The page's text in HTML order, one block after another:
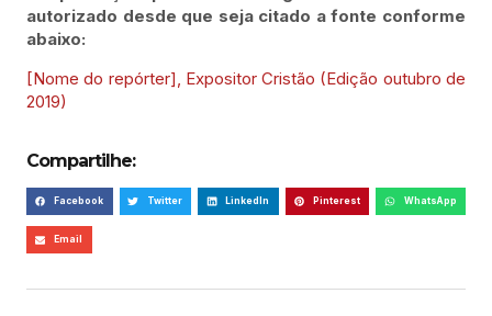
autorizado desde que seja citado a fonte conforme
abaixo:
[Nome do repórter], Expositor Cristão (Edição outubro de
2019)
Compartilhe:
Facebook Twitter LinkedIn Pinterest WhatsApp
Email